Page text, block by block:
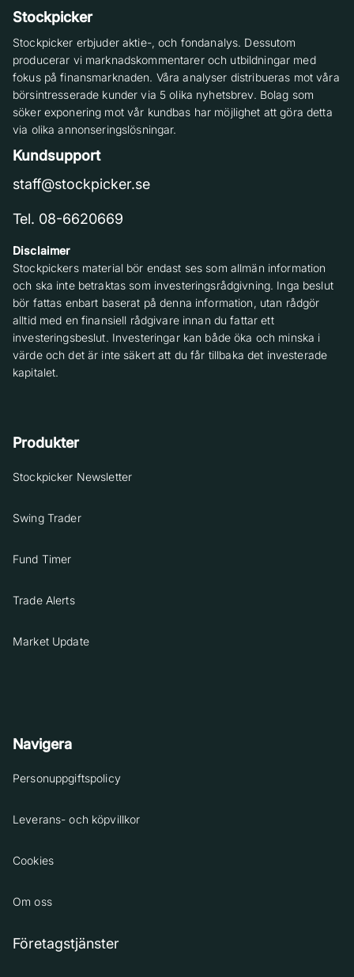
Stockpicker
Stockpicker erbjuder aktie-, och fondanalys. Dessutom
producerar vi marknadskommentarer och utbildningar med
fokus på finansmarknaden. Våra analyser distribueras mot våra
börsintresserade kunder via 5 olika nyhetsbrev. Bolag som
söker exponering mot vår kundbas har möjlighet att göra detta
via olika annonseringslösningar.
Kundsupport
staff@stockpicker.se
Tel. 08-6620669
Disclaimer
Stockpickers material bör endast ses som allmän information
och ska inte betraktas som investeringsrådgivning. Inga beslut
bör fattas enbart baserat på denna information, utan rådgör
alltid med en finansiell rådgivare innan du fattar ett
investeringsbeslut. Investeringar kan både öka och minska i
värde och det är inte säkert att du får tillbaka det investerade
kapitalet.
Produkter
Stockpicker Newsletter
Swing Trader
Fund Timer
Trade Alerts
Market Update
Navigera
Personuppgiftspolicy
Leverans- och köpvillkor
Cookies
Om oss
Företagstjänster